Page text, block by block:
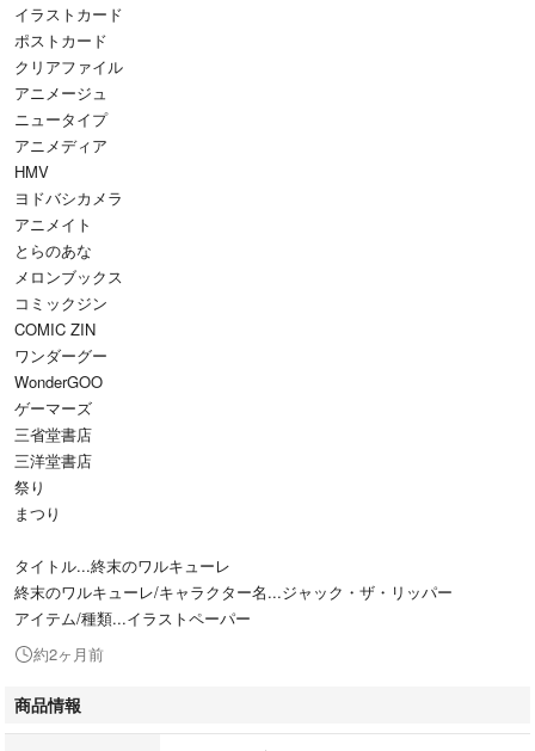
イラストカード
ポストカード
クリアファイル
アニメージュ
ニュータイプ
アニメディア
HMV
ヨドバシカメラ
アニメイト
とらのあな
メロンブックス
コミックジン
COMIC ZIN
ワンダーグー
WonderGOO
ゲーマーズ
三省堂書店
三洋堂書店
祭り
まつり
タイトル...終末のワルキューレ
終末のワルキューレ/キャラクター名...ジャック・ザ・リッパー
アイテム/種類...イラストペーパー
約2ヶ月前
商品情報